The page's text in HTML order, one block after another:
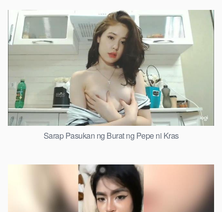
Sarap Pasukan ng Burat ng Pepe ni Kras